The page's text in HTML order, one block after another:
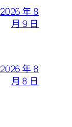
2026 年 8
月 9 日
2026 年 8
月 8 日